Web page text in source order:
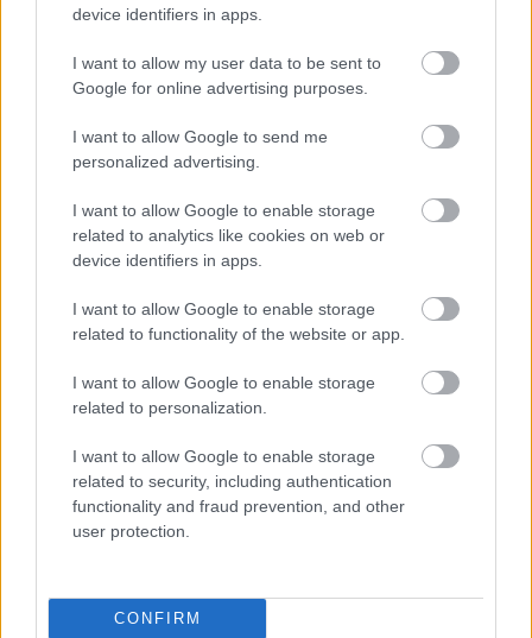
device identifiers in apps.
I want to allow my user data to be sent to
Google for online advertising purposes.
I want to allow Google to send me
personalized advertising.
I want to allow Google to enable storage
related to analytics like cookies on web or
device identifiers in apps.
I want to allow Google to enable storage
related to functionality of the website or app.
I want to allow Google to enable storage
related to personalization.
I want to allow Google to enable storage
related to security, including authentication
functionality and fraud prevention, and other
user protection.
CONFIRM